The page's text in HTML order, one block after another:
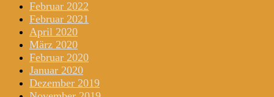
Februar 2022
Februar 2021
April 2020
März 2020
Februar 2020
Januar 2020
Dezember 2019